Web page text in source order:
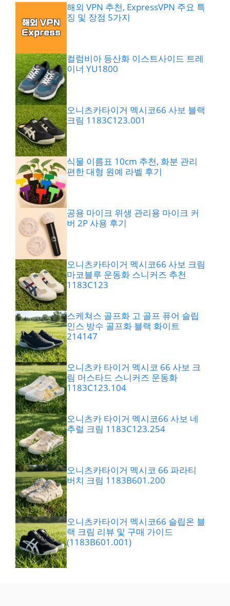
해외 VPN 추천, ExpressVPN 주요 특
징 및 장점 5가지
컬럼비아 등산화 이스트사이드 트레
이너 YU1800
오니츠카타이거 멕시코66 사보 블랙
크림 1183C123.001
식물 이름표 10cm 추천, 화분 관리
편한 대형 원예 라벨 후기
공용 마이크 위생 관리용 마이크 커
버 2P 사용 후기
오니츠카타이거 멕시코66 사보 크림
마코블루 운동화 스니커즈 추천
1183C123
스케쳐스 골프화 고 골프 퓨어 슬립
인스 방수 골프화 블랙 화이트
214147
오니츠카 타이거 멕시코 66 사보 크
림 머스타드 스니커즈 운동화
1183C123.104
오니츠카 타이거 멕시코66 사보 네
추럴 크림 1183C123.254
오니츠카타이거 멕시코 66 파라티
버치 크림 1183B601.200
오니츠카타이거 멕시코66 슬립온 블
랙 크림 리뷰 및 구매 가이드
(1183B601.001)